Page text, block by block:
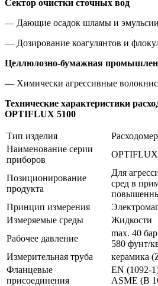
Сектор очистки сточных вод
— Дающие осадок шламы и эмульсии
— Дозирование коагулянтов и
Целлюлозно-бумажная
— Химически агрессивные
Технические характеристики
OPTIFLUX 5100
Тип изделия
Расходомер
Наименование серии
приборов
OPTIFLUX
Позиционирование
продукта
Для
сред в
Принцип измерения
Измеряемые среды
Жидкости
Рабочее давление
max. 40
580 фунт/
Измерительная труба
керамика
Фланцевые
присоединения
EN (1092-
ASME (B